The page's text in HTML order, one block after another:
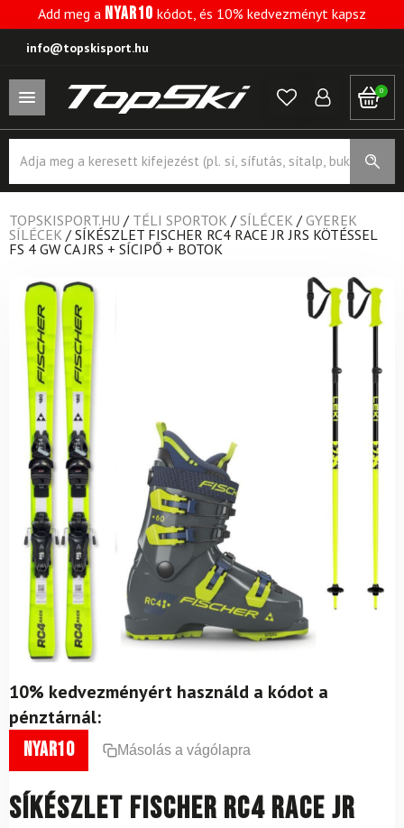
Add meg a NYAR10 kódot, és 10% kedvezményt kapsz
info@topskisport.hu
0
search
TOPSKISPORT.HU / TÉLI SPORTOK / SÍLÉCEK / GYEREK
SÍLÉCEK / SÍKÉSZLET FISCHER RC4 RACE JR JRS KÖTÉSSEL
FS 4 GW CA JRS + SÍCIPŐ + BOTOK
10% kedvezményért használd a kódot a
pénztárnál:
nyar10 Másolás a vágólapra
Síkészlet FISCHER RC4 Race JR